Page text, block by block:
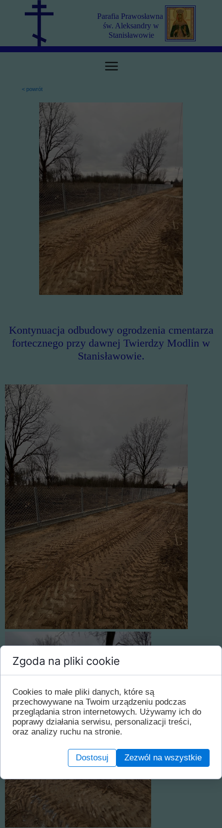
< powrót
Kontynuacja odbudowy ogrodzenia cmentarza
fortecznego przy dawnej Twierdzy Modlin w
Stanisławowie.
Parafia Prawosławna
św. Aleksandry w
Stanisławowie
Zgoda na pliki cookie
Cookies to małe pliki danych, które są
przechowywane na Twoim urządzeniu podczas
przeglądania stron internetowych. Używamy ich do
poprawy działania serwisu, personalizacji treści,
oraz analizy ruchu na stronie.
Dostosuj Zezwól na wszystkie